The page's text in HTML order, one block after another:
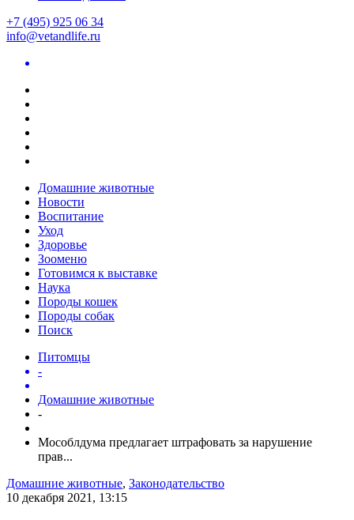
+7 (495) 925 06 34
info@vetandlife.ru
Домашние животные
Новости
Воспитание
Уход
Здоровье
Зооменю
Готовимся к выставке
Наука
Породы кошек
Породы собак
Поиск
Питомцы
-
Домашние животные
-
Мособлдума предлагает штрафовать за нарушение
прав...
Домашние животные, Законодательство
10 декабря 2021, 13:15